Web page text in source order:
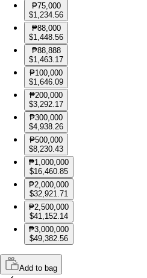
₱75,000
$1,234.56
₱88,000
$1,448.56
₱88,888
$1,463.17
₱100,000
$1,646.09
₱200,000
$3,292.17
₱300,000
$4,938.26
₱500,000
$8,230.43
₱1,000,000
$16,460.85
₱2,000,000
$32,921.71
₱2,500,000
$41,152.14
₱3,000,000
$49,382.56
Add to bag